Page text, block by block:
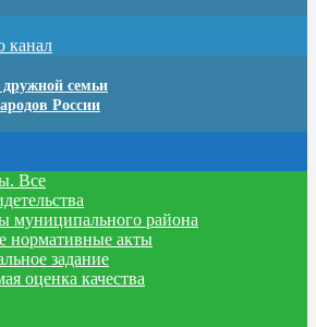
канал
семьи
России
Все
муниципального района
нормативные акты
задание
оценка качества